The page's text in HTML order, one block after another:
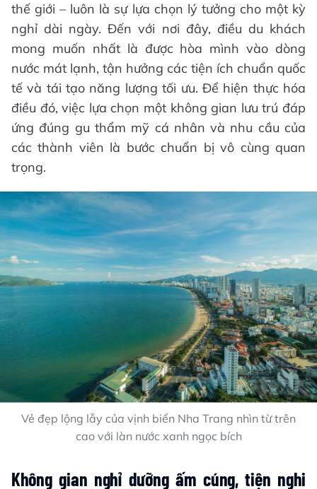
thế giới – luôn là sự lựa chọn lý tưởng cho một kỳ
nghỉ dài ngày. Đến với nơi đây, điều du khách
mong muốn nhất là được hòa mình vào dòng
nước mát lạnh, tận hưởng các tiện ích chuẩn quốc
tế và tái tạo năng lượng tối ưu. Để hiện thực hóa
điều đó, việc lựa chọn một không gian lưu trú đáp
ứng đúng gu thẩm mỹ cá nhân và nhu cầu của
các thành viên là bước chuẩn bị vô cùng quan
trọng.
Vẻ đẹp lộng lẫy của vịnh biển Nha Trang nhìn từ trên
cao với làn nước xanh ngọc bích
Không gian nghỉ dưỡng ấm cúng, tiện nghi